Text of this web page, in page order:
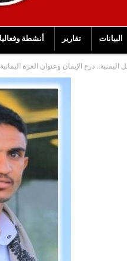
البيانات تقارير أنشطة
اليمنية.. درع الإيمان وعنوان العزة اليمانية